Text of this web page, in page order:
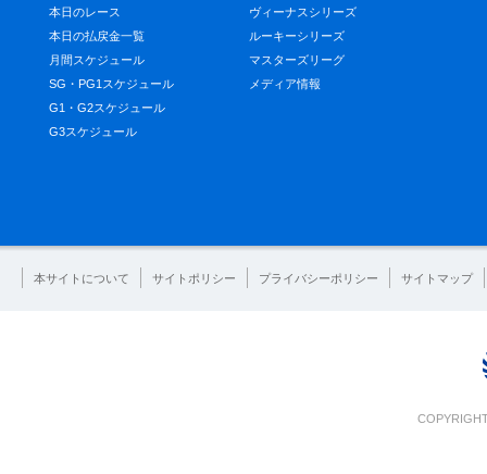
本日のレース
本日の払戻金一覧
月間スケジュール
SG・PG1スケジュール
G1・G2スケジュール
G3スケジュール
ヴィーナスシリーズ
ルーキーシリーズ
マスターズリーグ
メディア情報
本サイトについて サイトポリシー プライバシーポリシー サイトマップ